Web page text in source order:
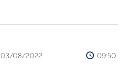
03/08/2022 09:50